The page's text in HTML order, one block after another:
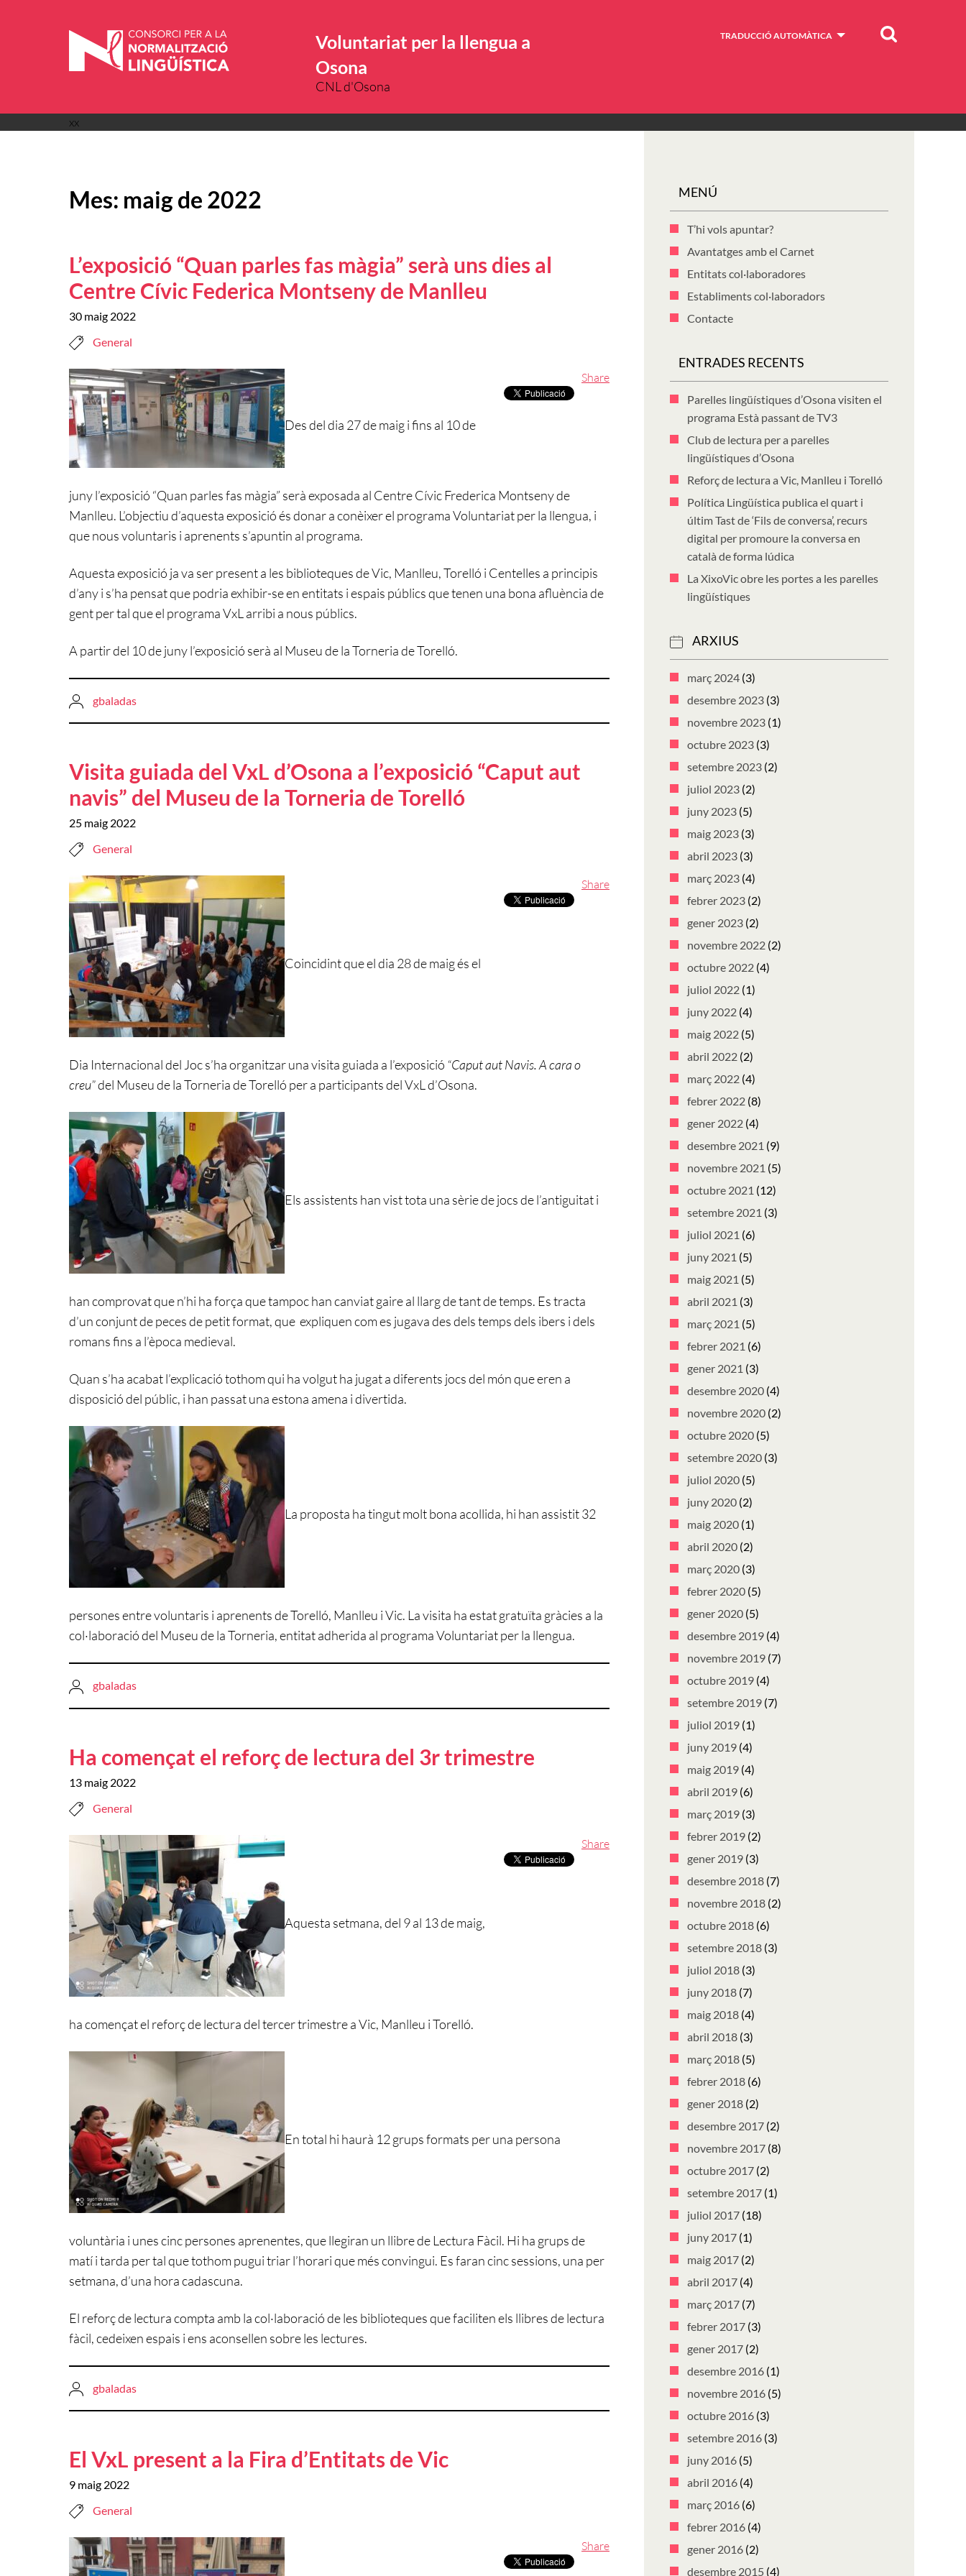
Voluntariat per la llengua a
Osona
CNL d'Osona
TRADUCCIÓ AUTOMÀTICA Cercar
xx
Mes: maig de 2022
L’exposició “Quan parles fas màgia” serà uns dies al
Centre Cívic Federica Montseny de Manlleu
30 maig 2022
General
Share
Des del dia 27 de maig i fins al 10 de
juny l’exposició “Quan parles fas màgia” serà exposada al Centre Cívic Frederica Montseny de
Manlleu. L’objectiu d’aquesta exposició és donar a conèixer el programa Voluntariat per la llengua, i
que nous voluntaris i aprenents s’apuntin al programa.
Aquesta exposició ja va ser present a les biblioteques de Vic, Manlleu, Torelló i Centelles a principis
d’any i s’ha pensat que podria exhibir-se en entitats i espais públics que tenen una bona afluència de
gent per tal que el programa VxL arribi a nous públics.
A partir del 10 de juny l’exposició serà al Museu de la Torneria de Torelló.
gbaladas
Visita guiada del VxL d’Osona a l’exposició “Caput aut
navis” del Museu de la Torneria de Torelló
25 maig 2022
General
Share
Coincidint que el dia 28 de maig és el
Dia Internacional del Joc s’ha organitzar una visita guiada a l’exposició “Caput aut Navis. A cara o
creu”del Museu de la Torneria de Torelló per a participants del VxL d’Osona.
Els assistents han vist tota una sèrie de jocs de l’antiguitat i
han comprovat que n’hi ha força que tampoc han canviat gaire al llarg de tant de temps. Es tracta
d’un conjunt de peces de petit format, que expliquen com es jugava des dels temps dels ibers i dels
romans fins a l’època medieval.
Quan s’ha acabat l’explicació tothom qui ha volgut ha jugat a diferents jocs del món que eren a
disposició del públic, i han passat una estona amena i divertida.
La proposta ha tingut molt bona acollida, hi han assistit 32
persones entre voluntaris i aprenents de Torelló, Manlleu i Vic. La visita ha estat gratuïta gràcies a la
col·laboració del Museu de la Torneria, entitat adherida al programa Voluntariat per la llengua.
gbaladas
Ha començat el reforç de lectura del 3r trimestre
13 maig 2022
General
Share
Aquesta setmana, del 9 al 13 de maig,
ha començat el reforç de lectura del tercer trimestre a Vic, Manlleu i Torelló.
En total hi haurà 12 grups formats per una persona
voluntària i unes cinc persones aprenentes, que llegiran un llibre de Lectura Fàcil. Hi ha grups de
matí i tarda per tal que tothom pugui triar l’horari que més convingui. Es faran cinc sessions, una per
setmana, d’una hora cadascuna.
El reforç de lectura compta amb la col·laboració de les biblioteques que faciliten els llibres de lectura
fàcil, cedeixen espais i ens aconsellen sobre les lectures.
gbaladas
El VxL present a la Fira d’Entitats de Vic
9 maig 2022
General
Share
MENÚ
T’hi vols apuntar?
Avantatges amb el Carnet
Entitats col·laboradores
Establiments col·laboradors
Contacte
ENTRADES RECENTS
Parelles lingüístiques d’Osona visiten el
programa Està passant de TV3
Club de lectura per a parelles
lingüístiques d’Osona
Reforç de lectura a Vic, Manlleu i Torelló
Política Lingüística publica el quart i
últim Tast de ‘Fils de conversa’, recurs
digital per promoure la conversa en
català de forma lúdica
La XixoVic obre les portes a les parelles
lingüístiques
ARXIUS
març 2024 (3)
desembre 2023 (3)
novembre 2023 (1)
octubre 2023 (3)
setembre 2023 (2)
juliol 2023 (2)
juny 2023 (5)
maig 2023 (3)
abril 2023 (3)
març 2023 (4)
febrer 2023 (2)
gener 2023 (2)
novembre 2022 (2)
octubre 2022 (4)
juliol 2022 (1)
juny 2022 (4)
maig 2022 (5)
abril 2022 (2)
març 2022 (4)
febrer 2022 (8)
gener 2022 (4)
desembre 2021 (9)
novembre 2021 (5)
octubre 2021 (12)
setembre 2021 (3)
juliol 2021 (6)
juny 2021 (5)
maig 2021 (5)
abril 2021 (3)
març 2021 (5)
febrer 2021 (6)
gener 2021 (3)
desembre 2020 (4)
novembre 2020 (2)
octubre 2020 (5)
setembre 2020 (3)
juliol 2020 (5)
juny 2020 (2)
maig 2020 (1)
abril 2020 (2)
març 2020 (3)
febrer 2020 (5)
gener 2020 (5)
desembre 2019 (4)
novembre 2019 (7)
octubre 2019 (4)
setembre 2019 (7)
juliol 2019 (1)
juny 2019 (4)
maig 2019 (4)
abril 2019 (6)
març 2019 (3)
febrer 2019 (2)
gener 2019 (3)
desembre 2018 (7)
novembre 2018 (2)
octubre 2018 (6)
setembre 2018 (3)
juliol 2018 (3)
juny 2018 (7)
maig 2018 (4)
abril 2018 (3)
març 2018 (5)
febrer 2018 (6)
gener 2018 (2)
desembre 2017 (2)
novembre 2017 (8)
octubre 2017 (2)
setembre 2017 (1)
juliol 2017 (18)
juny 2017 (1)
maig 2017 (2)
abril 2017 (4)
març 2017 (7)
febrer 2017 (3)
gener 2017 (2)
desembre 2016 (1)
novembre 2016 (5)
octubre 2016 (3)
setembre 2016 (3)
juny 2016 (5)
abril 2016 (4)
març 2016 (6)
febrer 2016 (4)
gener 2016 (2)
desembre 2015 (4)